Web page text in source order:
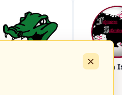
Fehmarn
×